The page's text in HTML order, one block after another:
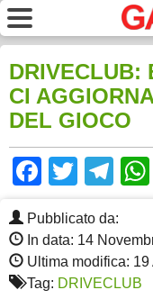
DRIVECLUB:
CI
DEL GIOCO
Pubblicato da:
In data: 14
Ultima modifica:
Tag: DRIVECLUB